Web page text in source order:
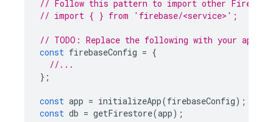
// Follow this pattern to import other Firebase
// import { } from 'firebase/<service>';
// TODO: Replace the following with your app's
const firebaseConfig = {
//...
};
const app = initializeApp(firebaseConfig);
const db = getFirestore(app);